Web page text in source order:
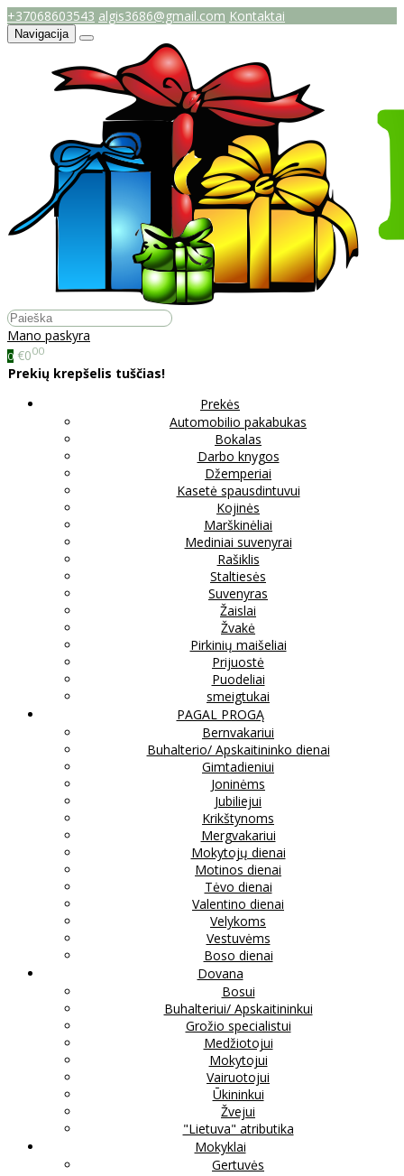
+37068603543 algis3686@gmail.com Kontaktai
Navigacija
Mano paskyra
0 €000
Prekių krepšelis tuščias!
Prekės
Automobilio pakabukas
Bokalas
Darbo knygos
Džemperiai
Kasetė spausdintuvui
Kojinės
Marškinėliai
Mediniai suvenyrai
Rašiklis
Staltiesės
Suvenyras
Žaislai
Žvakė
Pirkinių maišeliai
Prijuostė
Puodeliai
smeigtukai
PAGAL PROGĄ
Bernvakariui
Buhalterio/ Apskaitininko dienai
Gimtadieniui
Joninėms
Jubiliejui
Krikštynoms
Mergvakariui
Mokytojų dienai
Motinos dienai
Tėvo dienai
Valentino dienai
Velykoms
Vestuvėms
Boso dienai
Dovana
Bosui
Buhalteriui/ Apskaitininkui
Grožio specialistui
Medžiotojui
Mokytojui
Vairuotojui
Ūkininkui
Žvejui
"Lietuva" atributika
Mokyklai
Gertuvės